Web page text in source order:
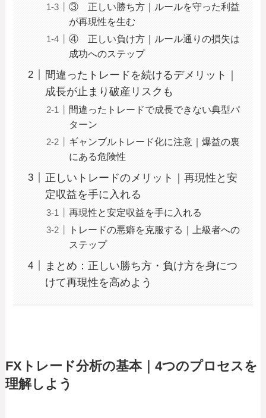
③ 正しい勝ち方｜ルールを守った利益
が再現性を生む
④ 正しい負け方｜ルール通りの損失は
成功へのステップ
間違ったトレードを続けるデメリット｜
成長が止まり破産リスクも
間違ったトレードで成長できない典型パ
ターン
ギャンブルトレード化に注意｜爆益の裏
にある危険性
正しいトレードのメリット｜再現性と安
定収益を手に入れる
再現性と安定収益を手に入れる
トレードの悪癖を克服する｜上級者への
ステップ
まとめ：正しい勝ち方・負け方を身につ
けて再現性を高めよう
FXトレード分析の基本｜4つのプロセスを
理解しよう